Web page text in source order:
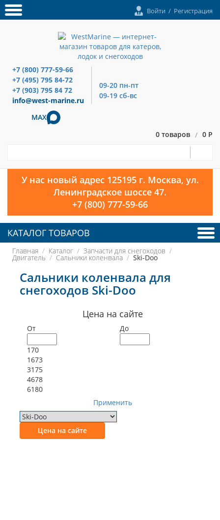
Войти / Регистрация
+7 (800) 777-59-66
+7 (495) 795 84-72
+7 (903) 795 84 72
info@west-marine.ru
09-20 пн-пт
09-19 сб-вс
MAX
0 товаров / 0 Р
У нас новый адрес 125195 г. Москва, ул.
Ленинградское шоссе 47.
+7 (800) 777-59-66
КАТАЛОГ ТОВАРОВ
Главная Каталог Запчасти для снегоходов
Двигатель Сальники коленвала Ski-Doo
Сальники коленвала для
снегоходов Ski-Doo
Цена на сайте
От До
170
1673
3175
4678
6180
Применить
Цена на сайте